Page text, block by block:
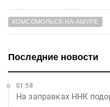
КОМСОМОЛЬСК-НА-АМУРЕ
Последние новости
На заправках ННК
01:58